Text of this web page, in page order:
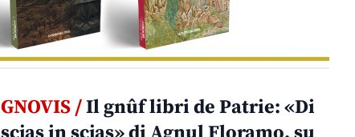
GNOVIS /Il gnûf libri de Patrie: «Di